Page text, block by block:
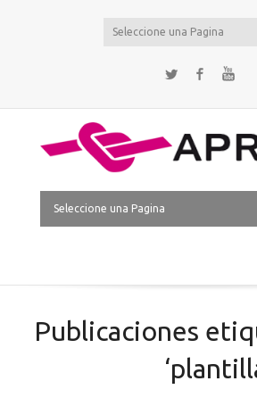
Seleccione una Pagina
Twitter Facebook
Seleccione una Pagina
Publicaciones